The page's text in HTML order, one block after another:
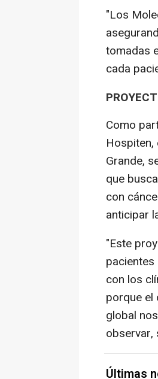
"Los
tomadas
cada
Como
Grande,
que
con
anticipar
"Este
con los
porque el
global
observar,
Últimas